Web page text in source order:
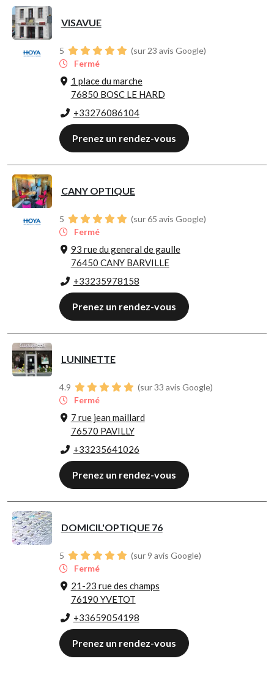
VISAVUE
5
(sur 23 avis Google)
Fermé
1 place du marche
76850 BOSC LE HARD
+33276086104
Prenez un rendez-vous
CANY OPTIQUE
5
(sur 65 avis Google)
Fermé
93 rue du general de gaulle
76450 CANY BARVILLE
+33235978158
Prenez un rendez-vous
LUNINETTE
4.9
(sur 33 avis Google)
Fermé
7 rue jean maillard
76570 PAVILLY
+33235641026
Prenez un rendez-vous
DOMICIL'OPTIQUE 76
5
(sur 9 avis Google)
Fermé
21-23 rue des champs
76190 YVETOT
+33659054198
Prenez un rendez-vous